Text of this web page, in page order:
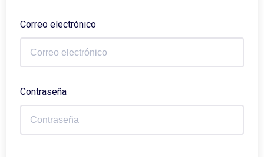
Correo electrónico
Contraseña